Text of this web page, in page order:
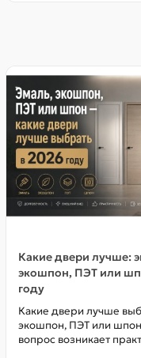
Какие двери лучше:
экошпон, ПЭТ или
году
Какие двери лучше
экошпон, ПЭТ или
вопрос возникает